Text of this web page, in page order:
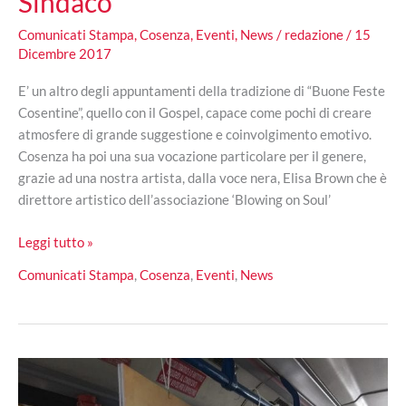
Comunicati Stampa,Cosenza, Eventi, News / redazione/ 15
Dicembre 2017
E’ un altro degli appuntamenti della tradizione di “Buone Feste
Cosentine”, quello con il Gospel, capace come pochi di creare
atmosfere di grande suggestione e coinvolgimento emotivo.
Cosenza ha poi una sua vocazione particolare per il genere,
grazie ad una nostra artista, dalla voce nera, Elisa Brown che è
direttore artistico dell’associazione ‘Blowing on Soul’
“Buone
Cosentine”
il
Leggi tutto »
Comunicati Stampa,Cosenza, Eventi, News